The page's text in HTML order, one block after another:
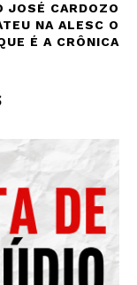
JOSÉ CARDOZO
NA ALESC O
É A CRÔNICA